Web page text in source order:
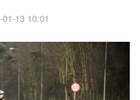
01-13 10:01